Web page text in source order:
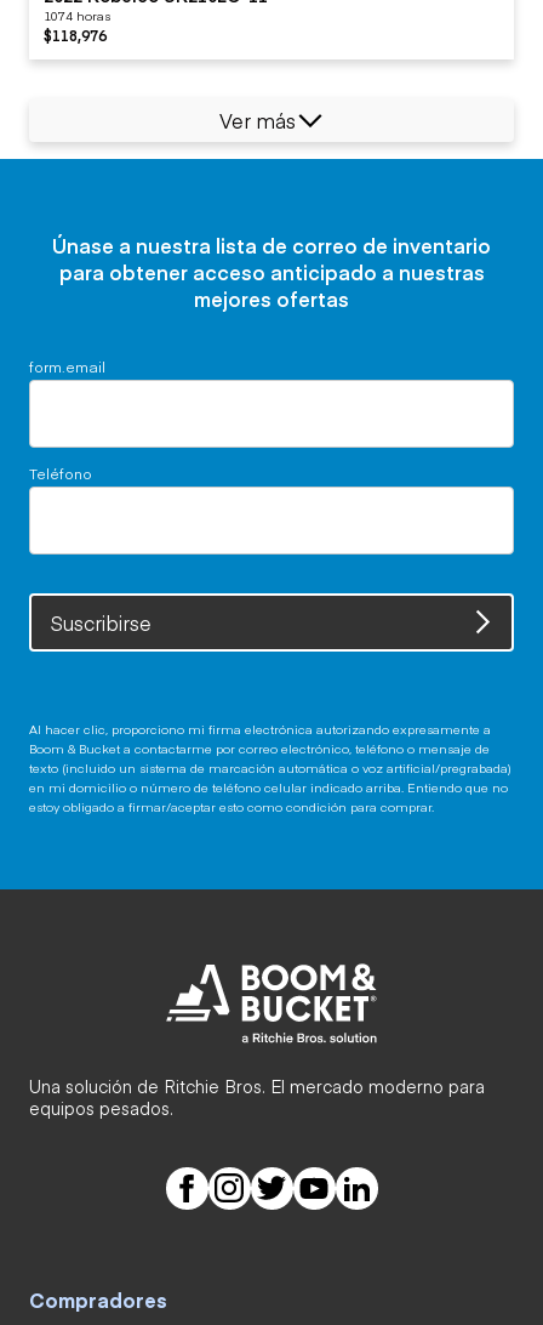
1074 horas
$118,976
Ver más
Únase a nuestra lista de correo de inventario
para obtener acceso anticipado a nuestras
mejores ofertas
form.email
Teléfono
Suscribirse
Al hacer clic, proporciono mi firma electrónica autorizando expresamente a
Boom & Bucket a contactarme por correo electrónico, teléfono o mensaje de
texto (incluido un sistema de marcación automática o voz artificial/pregrabada)
en mi domicilio o número de teléfono celular indicado arriba. Entiendo que no
estoy obligado a firmar/aceptar esto como condición para comprar.
Una solución de Ritchie Bros. El mercado moderno para
equipos pesados.
Compradores